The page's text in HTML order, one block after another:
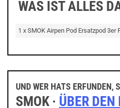
WAS IST ALLES
1 x SMOK Airpen Pod Ersatzpod 3er
UND WER HATS ERFUNDEN,
SMOK · ÜBER DEN